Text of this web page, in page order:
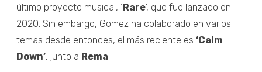
último proyecto musical, ‘ Rare', que fue lanzado en
2020. Sin embargo, Gomez ha colaborado en varios
temas desde entonces, el más reciente es ‘Calm
Down’, junto a Rema.